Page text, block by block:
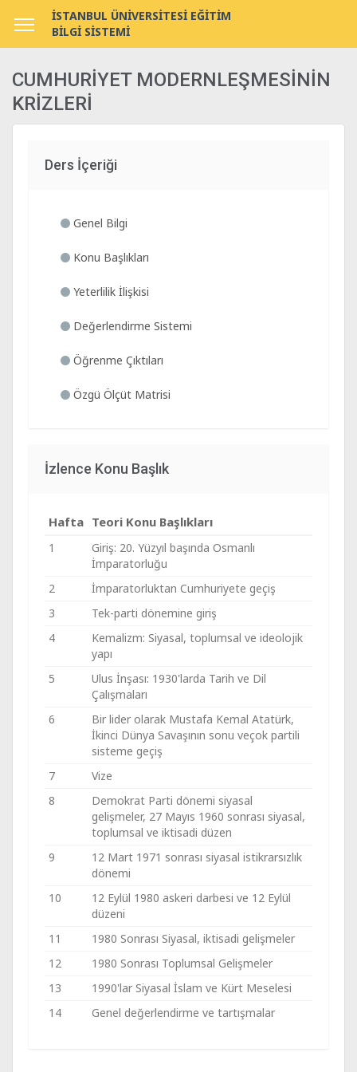
İSTANBUL ÜNİVERSİTESİ EĞİTİM
BİLGİ SİSTEMİ
CUMHURİYET MODERNLEŞMESİNİN
KRİZLERİ
Ders İçeriği
Genel Bilgi
Konu Başlıkları
Yeterlilik İlişkisi
Değerlendirme Sistemi
Öğrenme Çıktıları
Özgü Ölçüt Matrisi
İzlence Konu Başlık
Hafta Teori Konu Başlıkları
1
Giriş: 20. Yüzyıl başında Osmanlı
İmparatorluğu
2
İmparatorluktan Cumhuriyete geçiş
3
Tek-parti dönemine giriş
4
Kemalizm: Siyasal, toplumsal ve ideolojik
yapı
5
Ulus İnşası: 1930'larda Tarih ve Dil
Çalışmaları
6
Bir lider olarak Mustafa Kemal Atatürk,
İkinci Dünya Savaşının sonu veçok partili
sisteme geçiş
7
Vize
8
Demokrat Parti dönemi siyasal
gelişmeler, 27 Mayıs 1960 sonrası siyasal,
toplumsal ve iktisadi düzen
9
12 Mart 1971 sonrası siyasal istikrarsızlık
dönemi
10
12 Eylül 1980 askeri darbesi ve 12 Eylül
düzeni
11
1980 Sonrası Siyasal, iktisadi gelişmeler
12
1980 Sonrası Toplumsal Gelişmeler
13
1990'lar Siyasal İslam ve Kürt Meselesi
14
Genel değerlendirme ve tartışmalar